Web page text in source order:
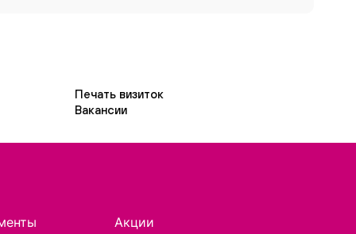
Печать визиток
Вакансии
Акции